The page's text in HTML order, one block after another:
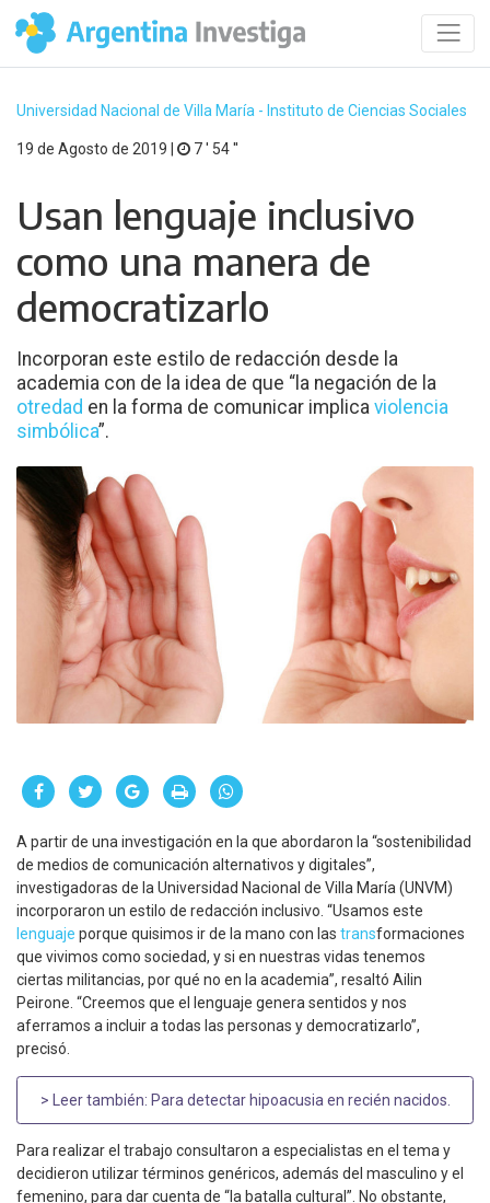
Universidad Nacional de Villa María - Instituto de Ciencias Sociales
19 de Agosto de 2019 | 7 ′ 54 ′′
Usan lenguaje inclusivo
como una manera de
democratizarlo
Incorporan este estilo de redacción desde la
academia con de la idea de que “la negación de la
otredad en la forma de comunicar implica violencia
simbólica”.
A partir de una investigación en la que abordaron la “sostenibilidad
de medios de comunicación alternativos y digitales”,
investigadoras de la Universidad Nacional de Villa María (UNVM)
incorporaron un estilo de redacción inclusivo. “Usamos este
lenguaje porque quisimos ir de la mano con las transformaciones
que vivimos como sociedad, y si en nuestras vidas tenemos
ciertas militancias, por qué no en la academia”, resaltó Ailin
Peirone. “Creemos que el lenguaje genera sentidos y nos
aferramos a incluir a todas las personas y democratizarlo”,
precisó.
> Leer también: Para detectar hipoacusia en recién nacidos
Para realizar el trabajo consultaron a especialistas en el tema y
decidieron utilizar términos genéricos, además del masculino y el
femenino, para dar cuenta de “la batalla cultural”. No obstante,